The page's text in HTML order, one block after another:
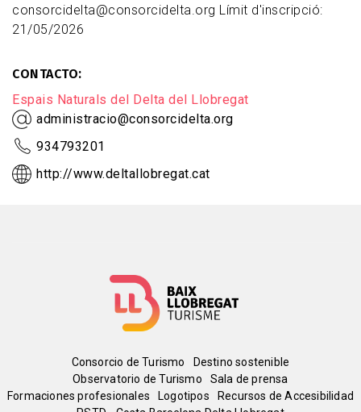
consorcidelta@consorcidelta.org Límit d'inscripció:
21/05/2026
CONTACTO
Espais Naturals del Delta del Llobregat
administracio@consorcidelta.org
934793201
http://www.deltallobregat.cat
MenúConsorcio de Turismo
Destino sostenible
Observatorio de Turismo
Sala de prensa
Formaciones profesionales
Logotipos
Recursos de Accesibilidad